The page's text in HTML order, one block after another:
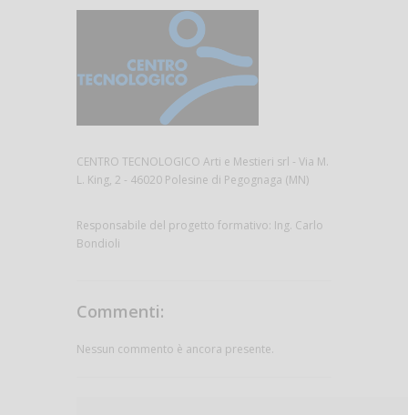
CENTRO TECNOLOGICO Arti e Mestieri srl - Via M.
L. King, 2 - 46020 Polesine di Pegognaga (MN)
Responsabile del progetto formativo: Ing. Carlo
Bondioli
Commenti:
Nessun commento è ancora presente.